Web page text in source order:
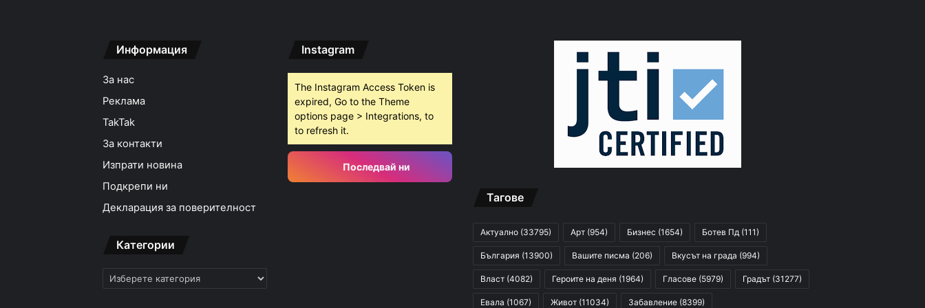
15:42ч, четвъртък, 6 август, 2026
15:18ч, четвъртък, 6 август, 2026
Информация
За нас
Реклама
TakTak
За контакти
Изпрати новина
Подкрепи ни
Декларация за поверителност
Категории
Категории
Instagram
The Instagram Access Token is
expired, Go to the Theme
options page > Integrations, to
to refresh it.
Последвай ни
Тагове
Актуално (33795) Арт (954) Бизнес (1654) Ботев Пд (111)
България (13900) Вашите писма (206) Вкусът на града (994)
Власт (4082) Героите на деня (1964) Гласове (5979) Градът (31277)
Евала (1067) Живот (11034) Забавление (8399)